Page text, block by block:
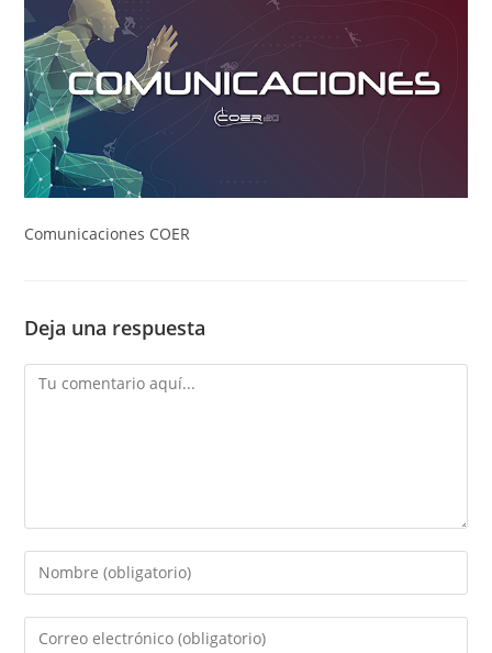
Comunicaciones COER
Deja una respuesta